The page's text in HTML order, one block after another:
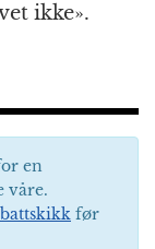
ikke».
en
våre.
før